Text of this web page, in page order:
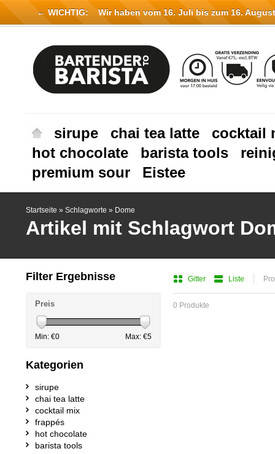
sirupe chai tea latte
cocktail
hot chocolate
barista tools
premium sour
Eistee
Startseite » Schlagworte » Dome
Artikel mit Schlagwort
Gitter Liste
0 Produkte
Filter Ergebnisse
Preis
Min: €0 Max: €5
Kategorien
sirupe
chai tea latte
cocktail mix
frappés
hot chocolate
barista tools
← WICHTIG: Wir haben vom 16. Juli bis zum 16.